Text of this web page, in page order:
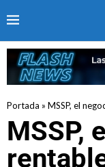
Portada » MSSP, el
MSSP,